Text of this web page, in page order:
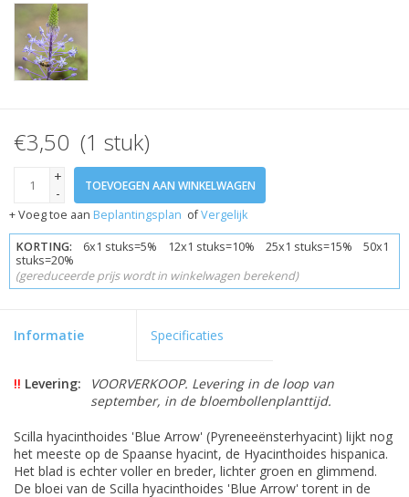
€3,50 (1 stuk)
+
-
TOEVOEGEN AAN WINKELWAGEN
+ Voeg toe aan Beplantingsplan ofVergelijk
KORTING: 6x1 stuks=5% 12x1 stuks=10% 25x1 stuks=15% 50x1
stuks=20%
(gereduceerde prijs wordt in winkelwagen berekend)
Informatie Specificaties
!! Levering:
VOORVERKOOP. Levering in de loop van
september, in de bloembollenplanttijd.
Scilla hyacinthoides 'Blue Arrow' (Pyreneeënsterhyacint) lijkt nog
het meeste op de Spaanse hyacint, de Hyacinthoides hispanica.
Het blad is echter voller en breder, lichter groen en glimmend.
De bloei van de Scilla hyacinthoides 'Blue Arrow' torent in de